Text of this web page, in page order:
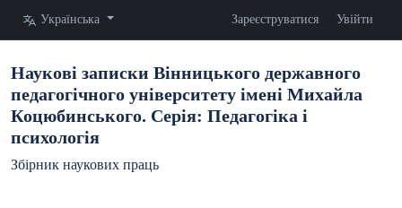
Змінити мову. Поточна мова:
Українська Зареєструватися Увійти
Наукові записки Вінницького державного
педагогічного університету імені Михайла
Коцюбинського. Серія: Педагогіка і
психологія
Збірник наукових праць